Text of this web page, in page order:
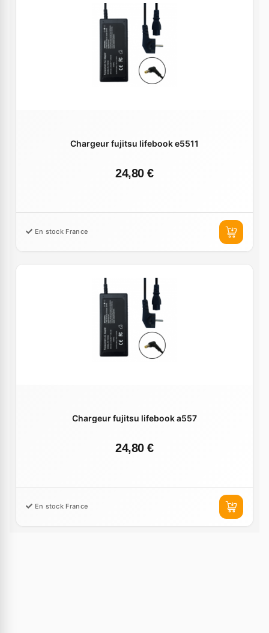
Chargeur fujitsu lifebook e5511
24,80 €
En stock France
Chargeur fujitsu lifebook a557
24,80 €
En stock France